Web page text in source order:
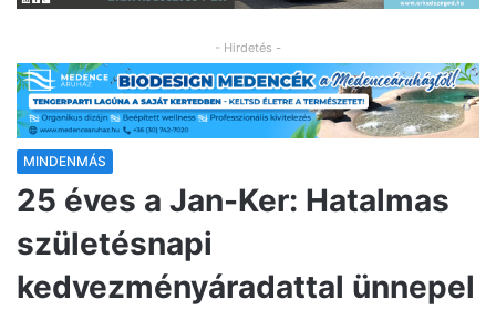
- Hirdetés -
MINDENMÁS
25 éves a Jan-Ker: Hatalmas
születésnapi
kedvezményáradattal ünnepel